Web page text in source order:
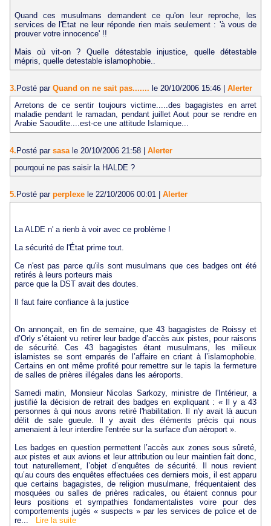
Quand ces musulmans demandent ce qu'on leur reproche, les
services de l'Etat ne leur réponde rien mais seulement : 'à vous de
prouver votre innocence' !!
Mais où vit-on ? Quelle détestable injustice, quelle détestable
mépris, quelle detestable islamophobie..
3. Posté par Quand on ne sait pas....... le 20/10/2006 15:46
Alerter
Arretons de ce sentir toujours victime.....des bagagistes en arret
maladie pendant le ramadan, pendant juillet Aout pour se rendre en
Arabie Saoudite....est-ce une attitude Islamique...
4.Posté par sasa le 20/10/2006 21:58 | Alerter
pourqoui ne pas saisir la HALDE ?
5. Posté par perplexe le 22/10/2006 00:01 Alerter
La ALDE n' a rienb à voir avec ce problème !
La sécurité de l'État prime tout.
Ce n'est pas parce qu'ils sont musulmans que ces badges ont été
retirés à leurs porteurs mais
parce que la DST avait des doutes.
Il faut faire confiance à la justice
On annonçait, en fin de semaine, que 43 bagagistes de Roissy et
d’Orly s’étaient vu retirer leur badge d’accès aux pistes, pour raisons
de sécurité. Ces 43 bagagistes étant musulmans, les milieux
islamistes se sont emparés de l’affaire en criant à l’islamophobie.
Certains en ont même profité pour remettre sur le tapis la fermeture
de salles de prières illégales dans les aéroports.
Samedi matin, Monsieur Nicolas Sarkozy, ministre de l'Intérieur, a
justifié la décision de retrait des badges en expliquant : « Il y a 43
personnes à qui nous avons retiré l'habilitation. Il n'y avait là aucun
délit de sale gueule. Il y avait des éléments précis qui nous
amenaient à leur interdire l'entrée sur la surface d'un aéroport ».
Les badges en question permettent l’accès aux zones sous sûreté,
aux pistes et aux avions et leur attribution ou leur maintien fait donc,
tout naturellement, l’objet d’enquêtes de sécurité. Il nous revient
qu’au cours des enquêtes effectuées ces derniers mois, il est apparu
que certains bagagistes, de religion musulmane, fréquentaient des
mosquées ou salles de prières radicales, ou étaient connus pour
leurs positions et sympathies fondamentalistes voire pour des
comportements jugés « suspects » par les services de police et de
re...
Lire la suite